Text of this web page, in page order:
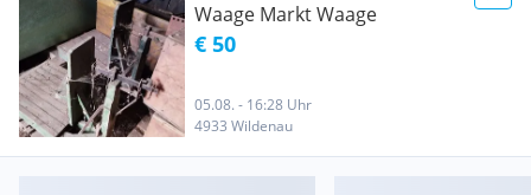
Waage Markt Waage
€ 50
05.08. - 16:28 Uhr
4933 Wildenau